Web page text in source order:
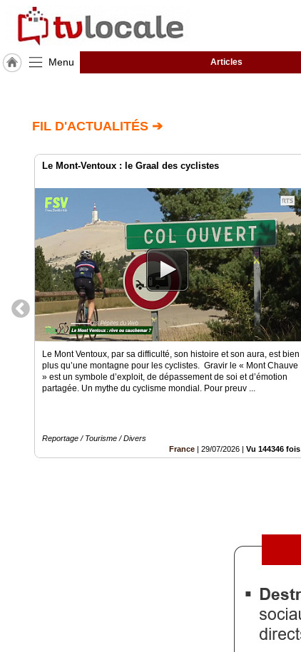
Menu Articles
RUBRIQUES
Agenda
Gazette
Inscription
FIL D'ACTUALITÉS ➔
Le Mont-Ventoux : le Graal des cyclistes
Le Mont Ventoux, par sa difficulté, son histoire et son aura, est bien
plus qu’une montagne pour les cyclistes. Gravir le « Mont Chauve
» est un symbole d’exploit, de dépassement de soi et d’émotion
partagée. Un mythe du cyclisme mondial. Pour preuv ...
Reportage / Tourisme / Divers
France | 29/07/2026 | Vu 144346 fois